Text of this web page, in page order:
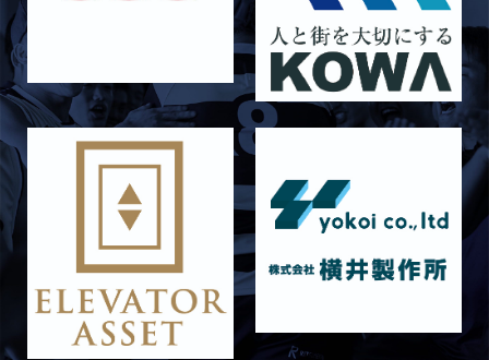
ラストイヤーにかける想い-青田宗久-
STAFF blog
6月27日 朝日大学戦
2026/06/26
STAFF blog
【Rits Familyのバトン】vol. 2 稲西輝紀
2026/06/21
6月21日 京都大学
2026/06/19
STAFF blog
6月20日 花園大学
2026/06/16
STAFF blog
6月14日 島津製作所